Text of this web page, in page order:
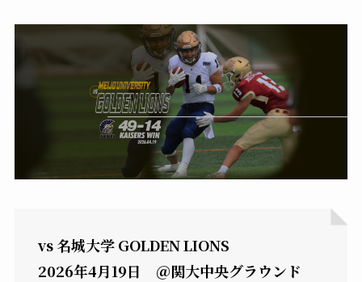
vs 名城大学 GOLDEN LIONS
2026年4月19日 ＠関大中央グラウンド